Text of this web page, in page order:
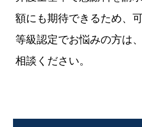
額にも期待できるため、
等級認定でお悩みの方は
相談ください。